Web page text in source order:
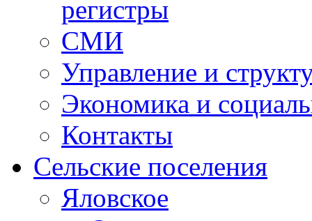
регистры
СМИ
Управление и
Экономика и
Контакты
Сельские поселения
Яловское